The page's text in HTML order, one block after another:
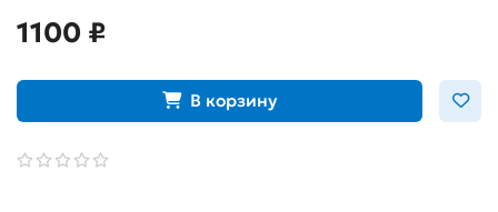
1100 ₽
В корзину